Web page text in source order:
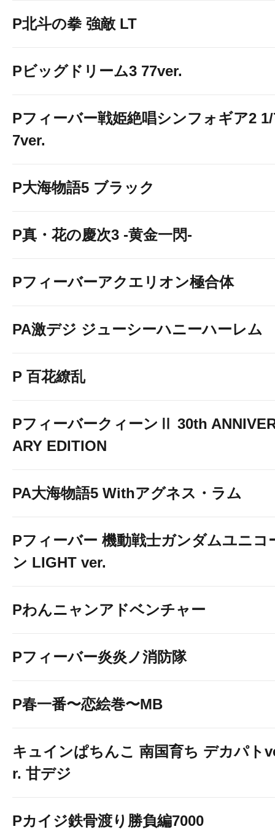
P北斗の拳 強敵 LT
Pビッグドリーム3 77ver.
Pフィーバー戦姫絶唱シンフォギア2
7ver.
P大海物語5 ブラック
P真・花の慶次3 -黄金一閃-
Pフィーバーアクエリオン極合体
PA激デジ ジューシーハニーハーレム
P 百花繚乱
PフィーバークィーンⅡ 30th
ARY EDITION
PA大海物語5 Withアグネス・ラム
Pフィーバー 機動戦士ガンダムユニコ
ン LIGHT ver.
Pわんニャンアドベンチャー
Pフィーバー炎炎ノ消防隊
P春一番〜恋絵巻〜MB
キュインぱちんこ 南国育ち デカパト
r. 甘デジ
Pカイジ鉄骨渡り勝負編7000